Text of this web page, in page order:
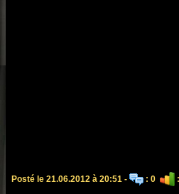
Posté le 21.06.2012 à 20:51 - : 0